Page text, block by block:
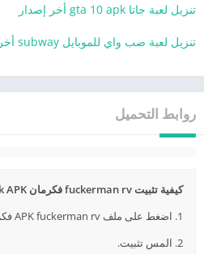
تنزيل لعبة جاتا gta 10 apk أخر إصدار
تنزيل لعبة صب واي للموبايل subway أخر إصدار
روابط التحميل
كيفية تثبيت fuckerman rv فكرمان Apk APK؟
1. اضغط على ملف APK fuckerman rv فكرمان Apk الذي تم تنزيله.
2. المس تثبيت.